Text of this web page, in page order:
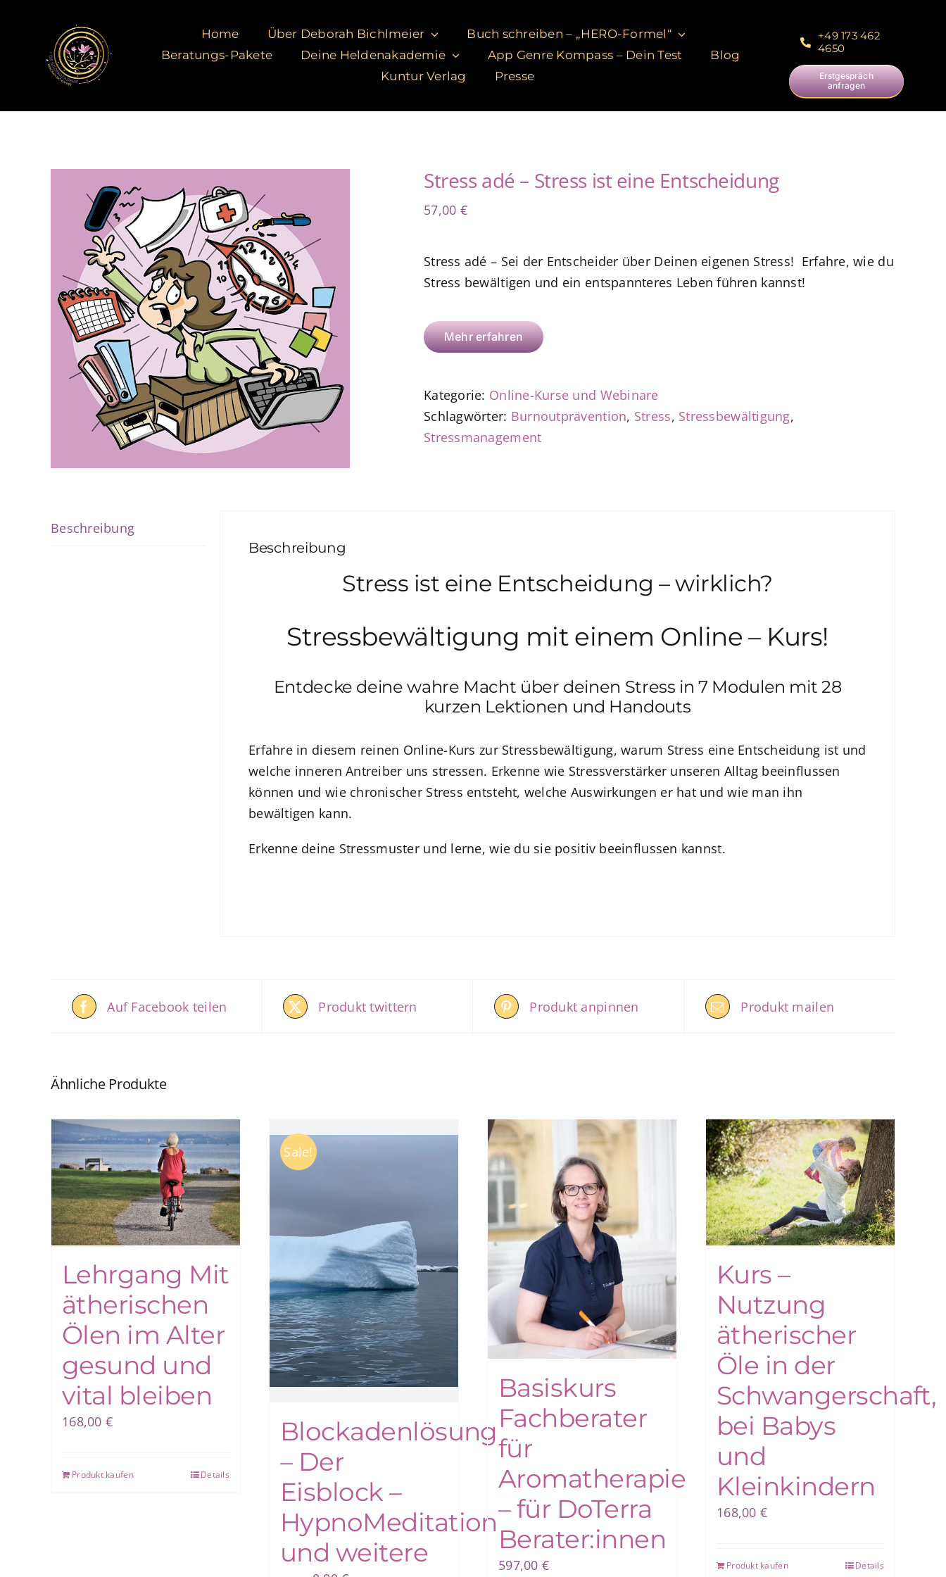
springen
Home Über Deborah Bichlmeier
Buch schreiben – „HERO-Formel“
Beratungs-Pakete
Deine Heldenakademie App Genre Kompass – Dein Test
Blog
Kuntur Verlag
Presse
+49 173 462
4650
Erstgespräch
anfragen
Stress adé – Stress ist eine Entscheidung
57,00 €
Stress adé – Sei der Entscheider über Deinen eigenen Stress! Erfahre, wie du
Stress bewältigen und ein entspannteres Leben führen kannst!
Mehr erfahren
Kategorie: Online-Kurse und Webinare
Schlagwörter: Burnoutprävention, Stress, Stressbewältigung,
Stressmanagement
Beschreibung
Beschreibung
Stress ist eine Entscheidung – wirklich?
Stressbewältigung mit einem Online – Kurs!
Entdecke deine wahre Macht über deinen Stress in 7 Modulen mit 28
kurzen Lektionen und Handouts
Erfahre in diesem reinen Online-Kurs zur Stressbewältigung, warum Stress eine Entscheidung ist und
welche inneren Antreiber uns stressen. Erkenne wie Stressverstärker unseren Alltag beeinflussen
können und wie chronischer Stress entsteht, welche Auswirkungen er hat und wie man ihn
bewältigen kann.
Erkenne deine Stressmuster und lerne, wie du sie positiv beeinflussen kannst.
Auf Facebook teilen Produkt twittern Produkt anpinnen Produkt mailen
Ähnliche Produkte
Lehrgang Mit
ätherischen
Ölen im Alter
gesund und
vital bleiben
168,00 €
Produkt kaufen Details
Sale!
Blockadenlösung
– Der
Eisblock –
HypnoMeditation
und weitere
Basiskurs
Fachberater
für
Aromatherapie
– für DoTerra
Berater:innen
597,00 €
Kurs –
Nutzung
ätherischer
Öle in der
Schwangerschaft,
bei Babys
und
Kleinkindern
168,00 €
Produkt kaufen Details